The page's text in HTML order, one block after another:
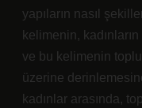
yapıların nasıl
kelimenin,
ve bu kelimenin
üzerine
kadınlar arasında,